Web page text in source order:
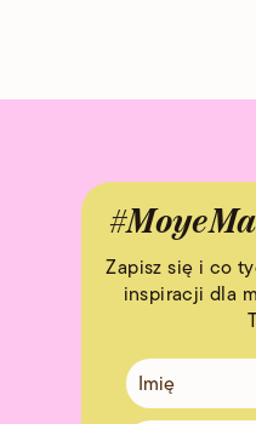
Zapisz się i co
inspiracji dla